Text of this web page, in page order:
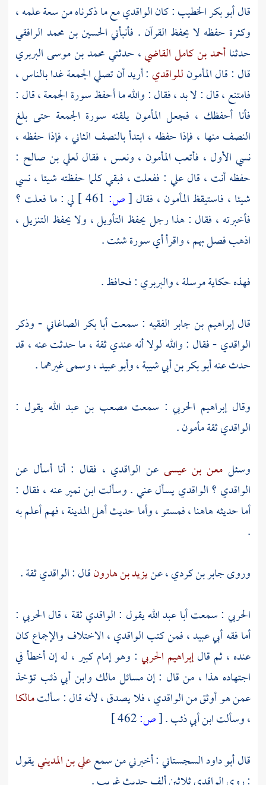
قالأبو بكر الخطيب: كانالواقديمع ما ذكرناه من سعة علمه ،
وكثرة حفظه لا يحفظ القرآن . فأنبأنيالحسين بن محمد الرافقي
حدثناأحمد بن كامل القاضي، حدثنيمحمد بن موسى البربري
قال : قالالمأمونللواقدي : أريد أن تصلي الجمعة غدا بالناس ،
فامتنع ، قال : لا بد ، فقال : والله ما أحفظ سورة الجمعة ، قال :
فأنا أحفظك ، فجعل المأمون يلقنه سورة الجمعة حتى بلغ
النصف منها ، فإذا حفظه ، ابتدأ بالنصف الثاني ، فإذا حفظه ،
نسي الأول ، فأتعب المأمون ، ونعس ، فقال لعلي بن صالح :
حفظه أنت ، قال علي : ففعلت ، فبقي كلما حفظته شيئا ، نسي
شيئا ، فاستيقظالمأمون ، فقال [ص:
لي : ما فعلت ؟
فأخبرته ، فقال : هذا رجل يحفظ التأويل ، ولا يحفظ التنزيل ،
اذهب فصل بهم ، واقرأ أي سورة شئت .
فهذه حكاية مرسلة ،والبربري:فحافظ.
قالإبراهيم بن جابر الفقيه : سمعتأبا بكر الصاغاني- وذكر
الواقدي- فقال : والله لولا أنه عندي ثقة ، ما حدثت عنه ، قد
حدث عنهأبو بكر بن أبي شيبة، وأبو عبيد ، وسمى غيرهما .
وقال إبراهيم الحربي : سمعتمصعب بن عبد اللهيقول :
الواقديثقة مأمون .
وسئلمعن بن عيسى عن الواقدي ، فقال : أنا أسأل عن
الواقدي ؟الواقدييسأل عني . وسألتابن نميرعنه ، فقال :
أما حديثه هاهنا ، فمستو ، وأما حديث أهلالمدينة، فهم أعلم به
.
وروىجابر بن كردي، عنيزيد بن هارونقال :الواقديثقة .
الحربي : سمعتأبا عبد اللهيقول :الواقديثقة ، قالالحربي :
أما فقهأبي عبيد، فمن كتبالواقدي، الاختلاف والإجماع كان
عنده ، ثم قالإبراهيم الحربي : وهو إمام كبير ، له إن أخطأ في
اجتهاده هذا ، من قال : إن مسائلمالك وابن أبي ذئب تؤخذ
عمن هو أوثق منالواقدي، فلا يصدق ، لأنه قال : سألتمالكا
، وسألتابن أبي ذئب.
[ص:
قالأبو داود السجستاني: أخبرني من سمععلي بن المدينييقول